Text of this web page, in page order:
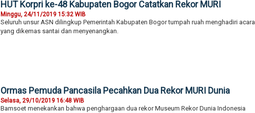
HUT Korpri ke-48 Kabupaten Bogor Catatkan Rekor MURI
Minggu, 24/11/2019 15:32 WIB
Seluruh unsur ASN dilingkup Pemerintah Kabupaten Bogor tumpah ruah menghadiri acara
yang dikemas santai dan menyenangkan.
Ormas Pemuda Pancasila Pecahkan Dua Rekor MURI Dunia
Selasa, 29/10/2019 16:48 WIB
Bamsoet menekankan bahwa penghargaan dua rekor Museum Rekor Dunia Indonesia